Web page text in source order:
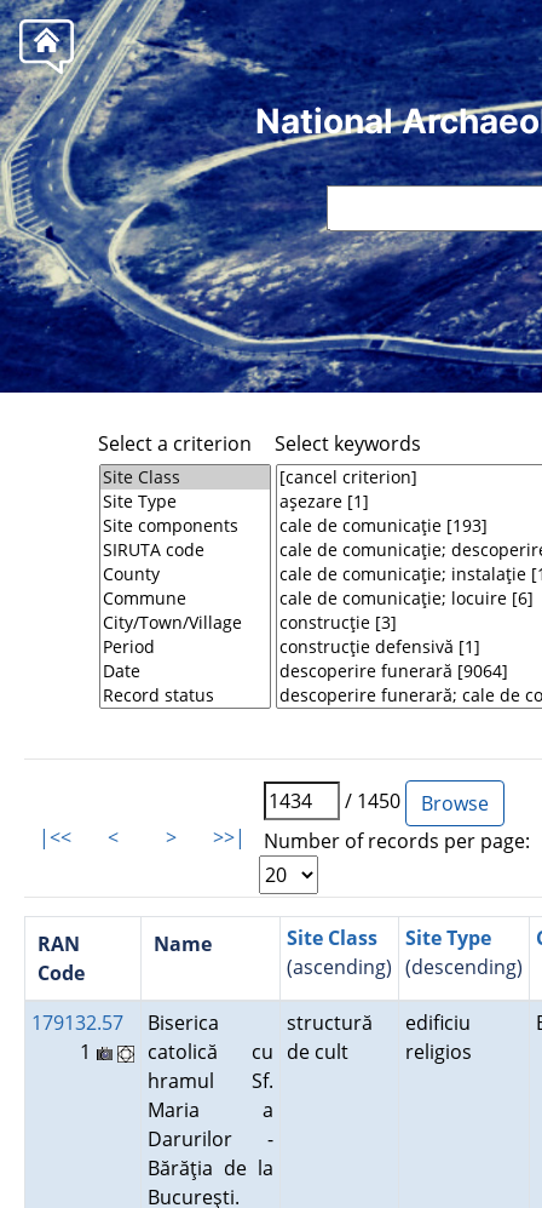
National
Select a criterion Select keywords
|<< < > >>|
/ 1450
Number of records per page:
RAN
Code
Name
Site Class
(ascending)
Site Type
(descending)
179132.57
1
Biserica
catolică cu
hramul Sf.
Maria a
Darurilor -
Bărăţia de la
Bucureşti.
structură
de cult
edificiu
religios